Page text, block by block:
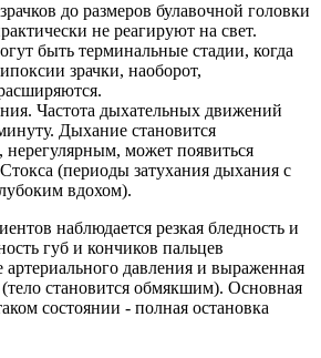
до размеров булавочной головки
не реагируют на свет.
быть терминальные стадии, когда
зрачки, наоборот,
Частота дыхательных движений
Дыхание становится
может появиться
(периоды затухания дыхания с
вдохом).
наблюдается резкая бледность и
губ и кончиков пальцев
артериального давления и выраженная
становится обмякшим). Основная
состоянии - полная остановка